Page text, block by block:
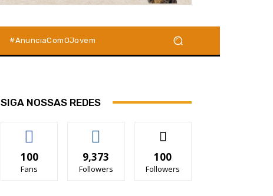
#AnunciaComOJovem
SIGA NOSSAS REDES
100
Fans
9,373
Followers
100
Followers